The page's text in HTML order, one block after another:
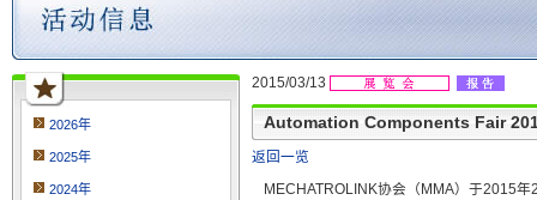
2026年
2025年
2024年
2015/03/13
Automation Components Fair
返回一览
MECHATROLINK协会（MMA）于2015